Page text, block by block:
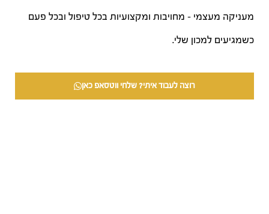
מעניקה מעצמי – מחויבות ומקצועיות בכל טיפול ובכל פעם
כשמגיעים למכון שלי.
רוצה לעבוד איתי? שלחי ווטסאפ כאן